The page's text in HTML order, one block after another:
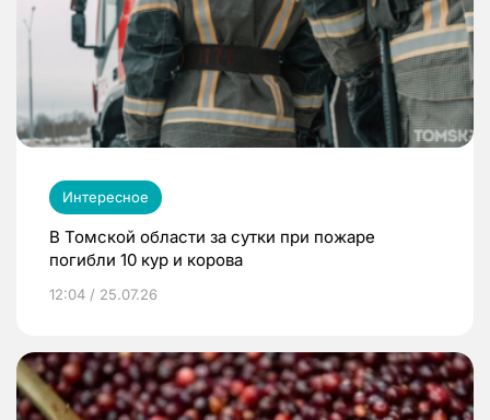
Интересное
В Томской области за сутки при пожаре
погибли 10 кур и корова
12:04 / 25.07.26